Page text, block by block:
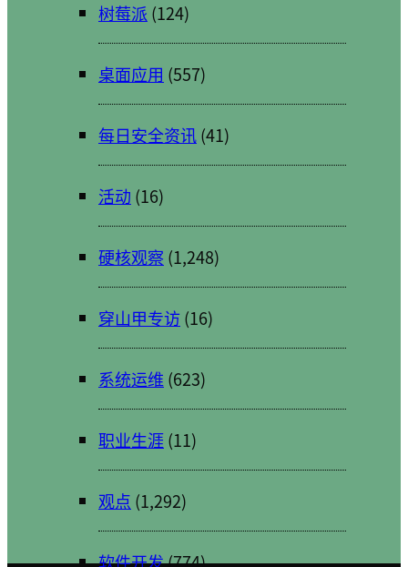
树莓派 (124)
桌面应用 (557)
每日安全资讯(41)
活动 (16)
硬核观察 (1,248)
穿山甲专访(16)
系统运维 (623)
职业生涯(11)
观点 (1,292)
软件开发(774)